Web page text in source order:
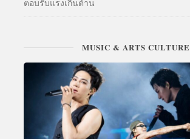
ตอบรับแรงเกินต้าน
MUSIC & ARTS CULTURE